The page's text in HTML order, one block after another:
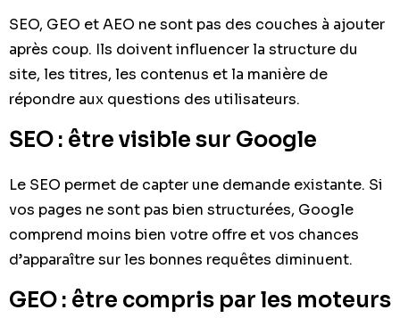
SEO, GEO et AEO ne sont pas des couches à ajouter
après coup. Ils doivent influencer la structure du
site, les titres, les contenus et la manière de
répondre aux questions des utilisateurs.
SEO : être visible sur Google
Le SEO permet de capter une demande existante. Si
vos pages ne sont pas bien structurées, Google
comprend moins bien votre offre et vos chances
d’apparaître sur les bonnes requêtes diminuent.
GEO : être compris par les moteurs